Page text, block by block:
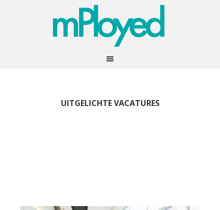
UITGELICHTE VACATURES